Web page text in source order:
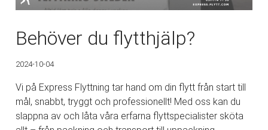
Behöver du flytthjälp?
2024-10-04
Vi på Express Flyttning tar hand om din flytt från start till
mål, snabbt, tryggt och professionellt! Med oss kan du
slappna av och låta våra erfarna flyttspecialister sköta